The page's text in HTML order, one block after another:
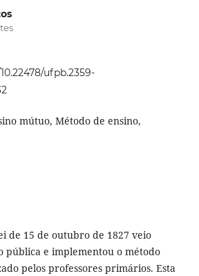
ufpb.2359-
mútuo, Método de ensino,
de 15 de outubro de 1827 veio
pública e implementou o método
pelos professores primários. Esta